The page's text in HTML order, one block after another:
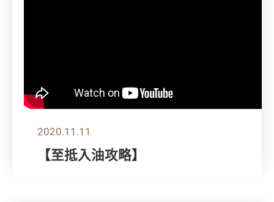
2020.11.11
【至抵入油攻略】